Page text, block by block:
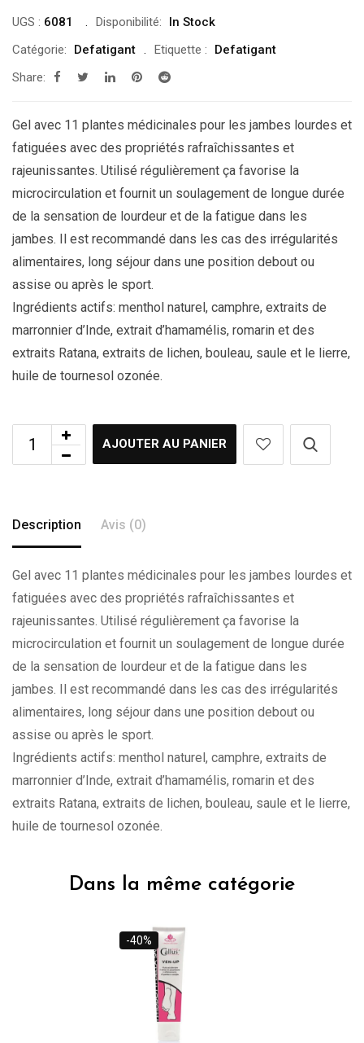
UGS : 6081 Disponibilité:
In Stock
Catégorie:
Defatigant Etiquette :
Defatigant
Share:
Gel avec 11 plantes médicinales pour les jambes lourdes et
fatiguées avec des propriétés rafraîchissantes et
rajeunissantes. Utilisé régulièrement ça favorise la
microcirculation et fournit un soulagement de longue durée
de la sensation de lourdeur et de la fatigue dans les
jambes. Il est recommandé dans les cas des irrégularités
alimentaires, long séjour dans une position debout ou
assise ou après le sport.
Ingrédients actifs: menthol naturel, camphre, extraits de
marronnier d’Inde, extrait d’hamamélis, romarin et des
extraits Ratana, extraits de lichen, bouleau, saule et le lierre,
huile de tournesol ozonée.
AJOUTER AU PANIER
Description Avis (0)
Gel avec 11 plantes médicinales pour les jambes lourdes et
fatiguées avec des propriétés rafraîchissantes et
rajeunissantes. Utilisé régulièrement ça favorise la
microcirculation et fournit un soulagement de longue durée
de la sensation de lourdeur et de la fatigue dans les
jambes. Il est recommandé dans les cas des irrégularités
alimentaires, long séjour dans une position debout ou
assise ou après le sport.
Ingrédients actifs: menthol naturel, camphre, extraits de
marronnier d’Inde, extrait d’hamamélis, romarin et des
extraits Ratana, extraits de lichen, bouleau, saule et le lierre,
huile de tournesol ozonée.
Dans la même catégorie
-40%